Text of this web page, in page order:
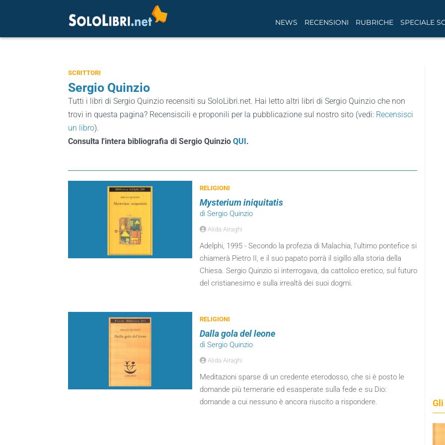
NEWS RECENSIONI RUBRICHE SPECIALE
SCRITTORI
Sergio Quinzio
Tutti i libri di Sergio Quinzio recensiti su SoloLibri.net. Hai letto altri libri di Sergio Quinzio che non
trovi in questa pagina? Recensiscili e proponili per la pubblicazione sul nostro sito (vedi: Recensisci
un libro).
Consulta l'intera bibliografia di Sergio Quinzio QUI.
RELIGIONI
Mysterium iniquitatis
di Sergio Quinzio
Alida Airaghi
Adelphi, 1995 - Secondo la profezia di Malachia, l’ultimo pontefice si
chiamerà Pietro II, e il suo papato porrà il sigillo alla storia della
Chiesa. Sergio Quinzio si interrogava, da cattolico eretico, sul futuro
del cristianesimo e sulla irrealtà dei suoi dogmi.
RELIGIONI
Dalla gola del leone
di Sergio Quinzio
Alida Airaghi
Meditazioni sparse di un credente eterodosso, che si è posto le
domande più temerarie ed esasperate sulla fede e su Dio:
domande a cui nessuno è ancora riuscito a rispondere.